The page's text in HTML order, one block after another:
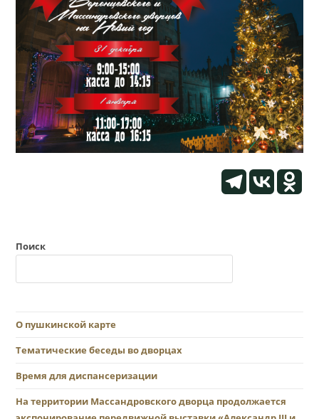
Поиск
О пушкинской карте
Тематические беседы во дворцах
Время для диспансеризации
На территории Массандровского дворца продолжается